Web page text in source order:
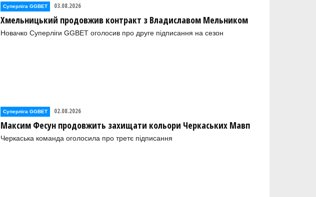
Суперліга GGBET 03.08.2026
Хмельницький продовжив контракт з Владиславом Мельником
Новачко Суперліги GGBET оголосив про друге підписання на сезон
Суперліга GGBET 02.08.2026
Максим Фесун продовжить захищати кольори Черкаських Мавп
Черкаська команда оголосила про третє підписання